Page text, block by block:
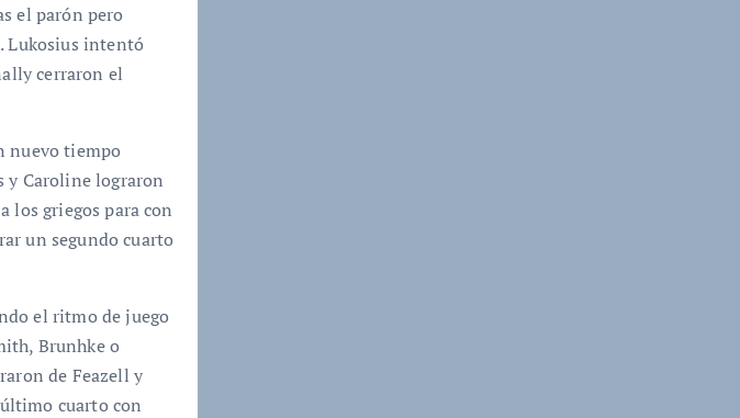
el parón pero
Lukosius intentó
cerraron el
nuevo tiempo
y Caroline lograron
los griegos para con
un segundo cuarto
el ritmo de juego
Brunhke o
de Feazell y
cuarto con